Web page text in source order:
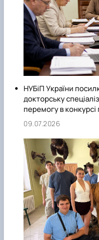
НУБіП України
докторську
перемогу в конкурсі
09.07.2026